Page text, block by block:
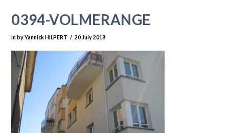
0394-VOLMERANGE
In by Yannick HILPERT 20 July 2018